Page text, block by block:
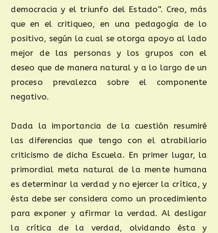
democracia y el triunfo del Estado”. Creo, más
que en el critiqueo, en una pedagogía de lo
positivo, según la cual se otorga apoyo al lado
mejor de las personas y los grupos con el
deseo que de manera natural y a lo largo de un
proceso prevalezca sobre el componente
negativo.
Dada la importancia de la cuestión resumiré
las diferencias que tengo con el atrabiliario
criticismo de dicha Escuela. En primer lugar, la
primordial meta natural de la mente humana
es determinar la verdad y no ejercer la crítica, y
ésta debe ser considera como un procedimiento
para exponer y afirmar la verdad. Al desligar
la crítica de la verdad, olvidando ésta y